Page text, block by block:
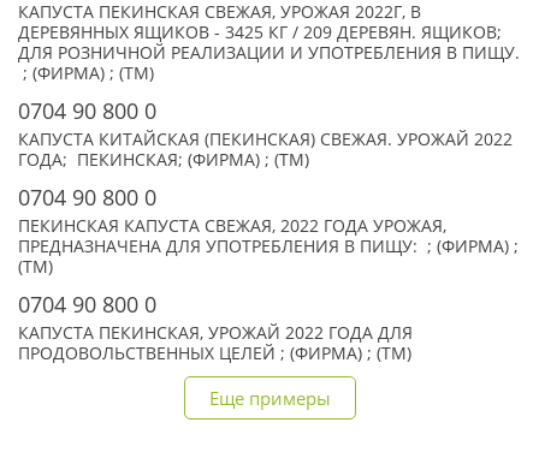
КАПУСТА ПЕКИНСКАЯ СВЕЖАЯ, УРОЖАЯ 2022Г, В
ДЕРЕВЯННЫХ ЯЩИКОВ - 3425 КГ / 209 ДЕРЕВЯН. ЯЩИКОВ;
ДЛЯ РОЗНИЧНОЙ РЕАЛИЗАЦИИ И УПОТРЕБЛЕНИЯ В ПИЩУ.
; (ФИРМА) ; (TM)
0704 90 800 0
КАПУСТА КИТАЙСКАЯ (ПЕКИНСКАЯ) СВЕЖАЯ. УРОЖАЙ 2022
ГОДА; ПЕКИНСКАЯ; (ФИРМА) ; (TM)
0704 90 800 0
ПЕКИНСКАЯ КАПУСТА СВЕЖАЯ, 2022 ГОДА УРОЖАЯ,
ПРЕДНАЗНАЧЕНА ДЛЯ УПОТРЕБЛЕНИЯ В ПИЩУ: ; (ФИРМА) ;
(TM)
0704 90 800 0
КАПУСТА ПЕКИНСКАЯ, УРОЖАЙ 2022 ГОДА ДЛЯ
ПРОДОВОЛЬСТВЕННЫХ ЦЕЛЕЙ ; (ФИРМА) ; (TM)
Еще примеры